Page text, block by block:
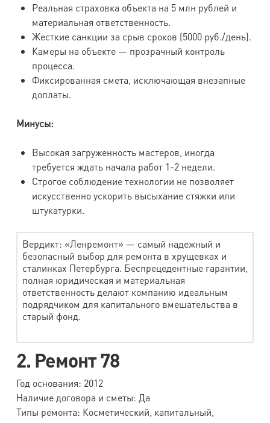
Реальная страховка объекта на 5 млн рублей и
материальная ответственность.
Жесткие санкции за срыв сроков (5000 руб./день).
Камеры на объекте — прозрачный контроль
процесса.
Фиксированная смета, исключающая внезапные
доплаты.
Минусы:
Высокая загруженность мастеров, иногда
требуется ждать начала работ 1-2 недели.
Строгое соблюдение технологии не позволяет
искусственно ускорить высыхание стяжки или
штукатурки.
Вердикт: «Ленремонт» — самый надежный и
безопасный выбор для ремонта в хрущевках и
сталинках Петербурга. Беспрецедентные гарантии,
полная юридическая и материальная
ответственность делают компанию идеальным
подрядчиком для капитального вмешательства в
старый фонд.
2. Ремонт 78
Год основания: 2012
Наличие договора и сметы: Да
Типы ремонта: Косметический, капитальный,